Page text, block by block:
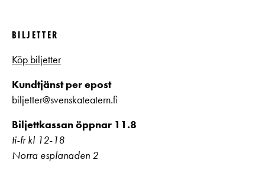
BILJETTER
Köp biljetter
Kundtjänst per epost
biljetter@svenskateatern.fi
Biljettkassan öppnar 11.8
ti-fr kl 12-18
Norra esplanaden 2